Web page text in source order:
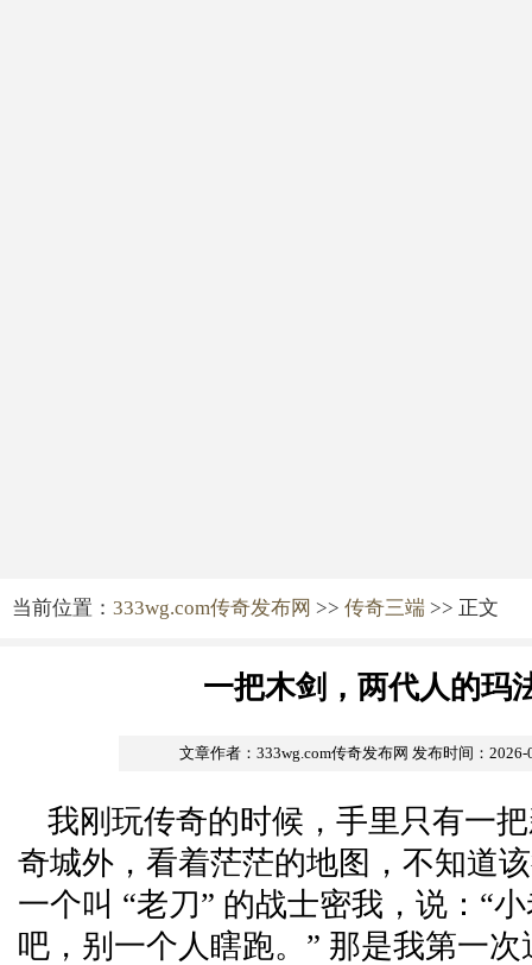
当前位置： 333wg.com传奇发布网 >> 传奇三端 >> 正文
一把木剑，两代人的玛
文章作者：333wg.com传奇发布网 发布时间：2026-
我刚玩传奇的时候，手里只有一
奇城外，看着茫茫的地图，不知道
一个叫 “老刀” 的战士密我，说：“
吧，别一个人瞎跑。” 那是我第一